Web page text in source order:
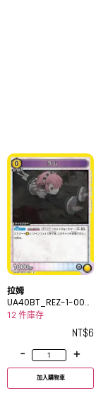
拉姆
UA40BT_REZ-1-006
C
12 件庫存
NT$6
-
+
加入購物車